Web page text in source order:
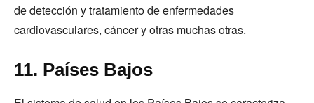
de detección y tratamiento de enfermedades
cardiovasculares, cáncer y otras muchas otras.
11. Países Bajos